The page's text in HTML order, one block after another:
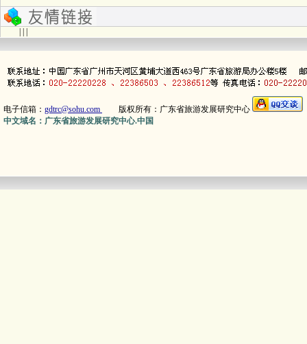
电子信箱： gdtrc@sohu.com 版权所有：广东省旅游发展研究中心
中文域名：广东省旅游发展研究中心.中国